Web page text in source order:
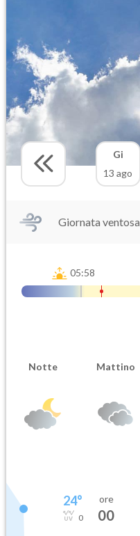
Gi
13 ago
Giornata ventosa
05:58
Notte Mattino
24°
0
ore
00